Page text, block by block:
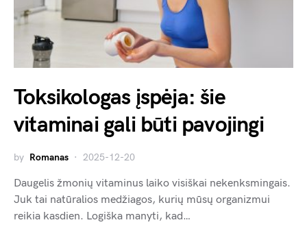
Toksikologas įspėja: šie
vitaminai gali būti pavojingi
by Romanas 2025-12-20
Daugelis žmonių vitaminus laiko visiškai nekenksmingais.
Juk tai natūralios medžiagos, kurių mūsų organizmui
reikia kasdien. Logiška manyti, kad…